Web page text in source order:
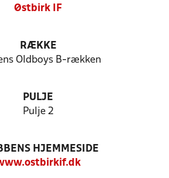
Østbirk IF
RÆKKE
Oldboys B-rækken
PULJE
Pulje 2
HJEMMESIDE